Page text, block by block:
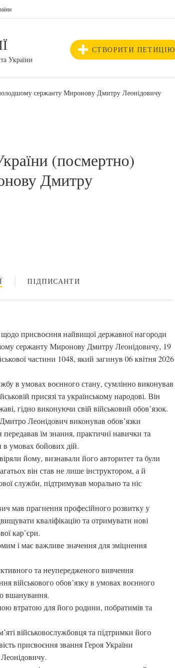
України
СТВОРИТИ ПЕТИЦІЮ
сержанту Миронову Дмитру Леонідовичу
(посмертно)
Дмитру
ПІДПИСАНТИ
присвоєння найвищої державної нагороди
сержанту Миронову Дмитру Леонідовичу, 19
частини 1048, який загинув 06 квітня 2026
в умовах воєнного стану, сумлінно виконував
присязі та українському народові. Він
гідно виконуючи свій військовий обов’язок.
Леонідович виконував обов’язки
їм знання, практичні навички та
умовах бойових дій.
йому, визнавали його авторитет та були
він став не лише інструктором, а й
служби, підтримував морально та ніс
мав прагнення професійного розвитку у
кваліфікацію та отримувати нові
кар’єри.
і має важливе значення для зміцнення
та неупередженого вивчення
військового обов’язку в умовах воєнного
вшанування.
втратою для його родини, побратимів та
військовослужбовця та підтримки його
присвоєння звання Героя України